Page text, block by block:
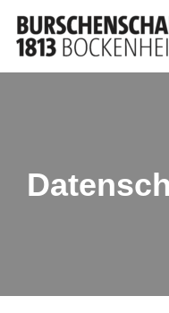
Zum
Inhalt